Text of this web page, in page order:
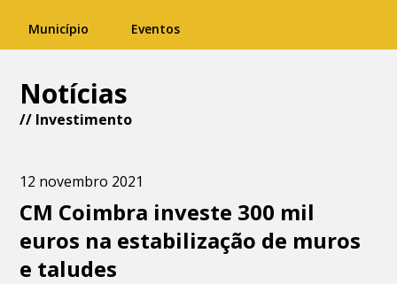
Município Eventos
Notícias
// Investimento
12 novembro 2021
CM Coimbra investe 300 mil
euros na estabilização de muros
e taludes